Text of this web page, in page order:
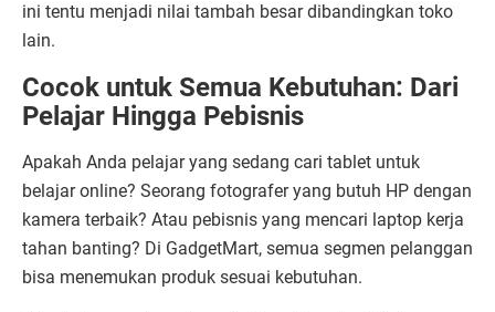
ini tentu menjadi nilai tambah besar dibandingkan toko
lain.
Cocok untuk Semua Kebutuhan: Dari
Pelajar Hingga Pebisnis
Apakah Anda pelajar yang sedang cari tablet untuk
belajar online? Seorang fotografer yang butuh HP dengan
kamera terbaik? Atau pebisnis yang mencari laptop kerja
tahan banting? Di GadgetMart, semua segmen pelanggan
bisa menemukan produk sesuai kebutuhan.